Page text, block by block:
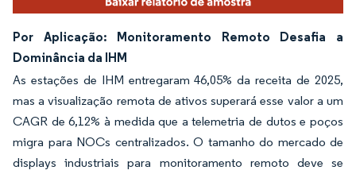
Por Aplicação: Monitoramento Remoto Desafia a
Dominância da IHM
As estações de IHM entregaram 46,05% da receita de 2025,
mas a visualização remota de ativos superará esse valor a um
CAGR de 6,12% à medida que a telemetria de dutos e poços
migra para NOCs centralizados. O tamanho do mercado de
displays industriais para monitoramento remoto deve se